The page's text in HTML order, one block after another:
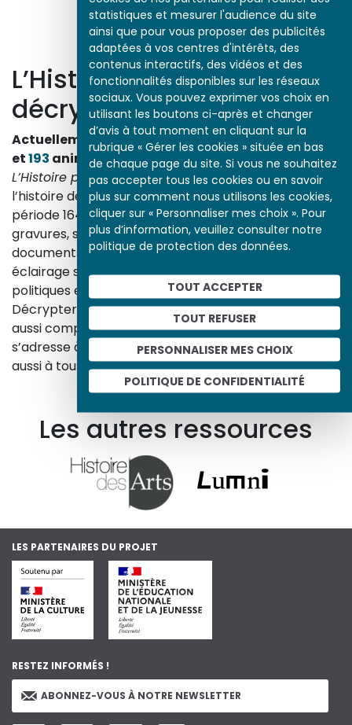
statistiques et mesurer l'audience du site
ainsi que pour vous proposer des publicités
adaptées à vos centres d'intérêts, des
contenus interactifs, des vidéos et des
fonctionnalités disponibles sur les réseaux
sociaux. Vous pouvez exprimer vos choix en
utilisant les boutons ci-après et changer
d’avis à tout moment en cliquant sur la
rubrique « Gérer les cookies » située en bas
de chaque page du site. Si vous ne souhaitez
pas accepter tous les cookies ou en savoir
plus sur comment nous utilisons les cookies,
cliquer sur « Personnaliser mes choix ». Pour
plus d’information, veuillez consulter notre
politique de protection des données.
TOUT ACCEPTER
TOUT REFUSER
PERSONNALISER MES CHOIX
POLITIQUE DE CONFIDENTIALITÉ
L’Histoire par l’image
décrypte l’histoire
Actuellement en ligne3153œuvres,1748études
et193 animations.
L’Histoire par l’imageexplore les événements de
l’histoire de France et les évolutions majeures de la
période 1643-1945. À travers des peintures, dessins,
gravures, sculptures, photographies, affiches,
documents d’archives, nos études proposent un
éclairage sur les réalités sociales, économiques,
politiques et culturelles d’une époque.
Décrypter les images et les événements d’hier, c’est
aussi comprendre ceux d’aujourd’hui. Un site qui
s’adresse à tous, famille, enseignants, élèves… mais
aussi à tous les curieux, amateurs d’art et d’histoire.
En savoir plus sur le projet
Les autres ressources
LES PARTENAIRES DU PROJET
RESTEZ INFORMÉS !
ABONNEZ-VOUS À NOTRE NEWSLETTER